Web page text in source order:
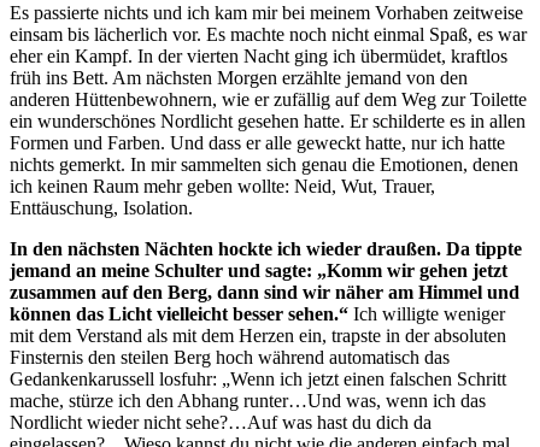
Es passierte nichts und ich kam mir bei meinem Vorhaben zeitweise
einsam bis lächerlich vor. Es machte noch nicht einmal Spaß, es war
eher ein Kampf. In der vierten Nacht ging ich übermüdet, kraftlos
früh ins Bett. Am nächsten Morgen erzählte jemand von den
anderen Hüttenbewohnern, wie er zufällig auf dem Weg zur Toilette
ein wunderschönes Nordlicht gesehen hatte. Er schilderte es in allen
Formen und Farben. Und dass er alle geweckt hatte, nur ich hatte
nichts gemerkt. In mir sammelten sich genau die Emotionen, denen
ich keinen Raum mehr geben wollte: Neid, Wut, Trauer,
Enttäuschung, Isolation.
In den nächsten Nächten hockte ich wieder draußen. Da tippte
jemand an meine Schulter und sagte: „Komm wir gehen jetzt
zusammen auf den Berg, dann sind wir näher am Himmel und
können das Licht vielleicht besser sehen.“ Ich willigte weniger
mit dem Verstand als mit dem Herzen ein, trapste in der absoluten
Finsternis den steilen Berg hoch während automatisch das
Gedankenkarussell losfuhr: „Wenn ich jetzt einen falschen Schritt
mache, stürze ich den Abhang runter…Und was, wenn ich das
Nordlicht wieder nicht sehe?…Auf was hast du dich da